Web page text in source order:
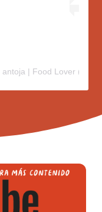
| Food Lover